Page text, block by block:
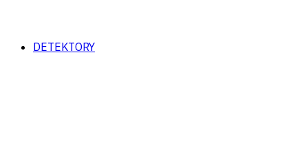
DETEKTORY